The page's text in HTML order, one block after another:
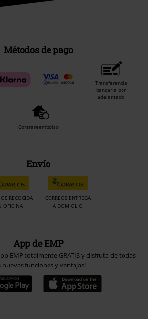
Métodos de pago
Transferencia
bancaria por
adelantado
Contrareembolso
Envío
RECOGIDA
OFICINA
CORREOS ENTREGA
A DOMICILIO
App de EMP
EMP totalmente GRATIS y disfruta de todas
nuevas funciones y ventajas!